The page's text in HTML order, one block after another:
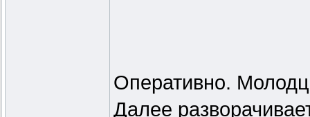
Оперативно.
Далее